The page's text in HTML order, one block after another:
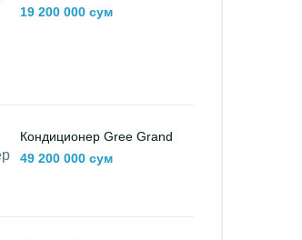
19 200 000 сум
Кондиционер Gree Grand
49 200 000 сум